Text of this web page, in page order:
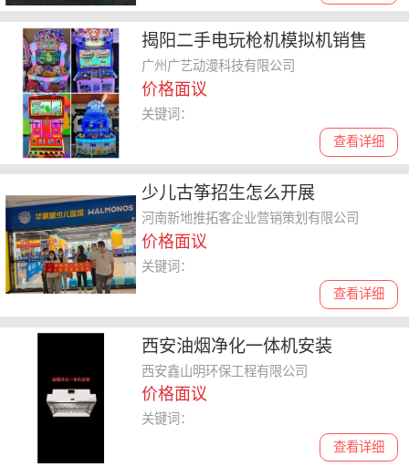
揭阳二手电玩枪机模拟机销售
广州广艺动漫科技有限公司
价格面议
查看详细
关键词：
少儿古筝招生怎么开展
河南新地推拓客企业营销策划有限公司
价格面议
查看详细
关键词：
西安油烟净化一体机安装
西安鑫山明环保工程有限公司
价格面议
查看详细
关键词：